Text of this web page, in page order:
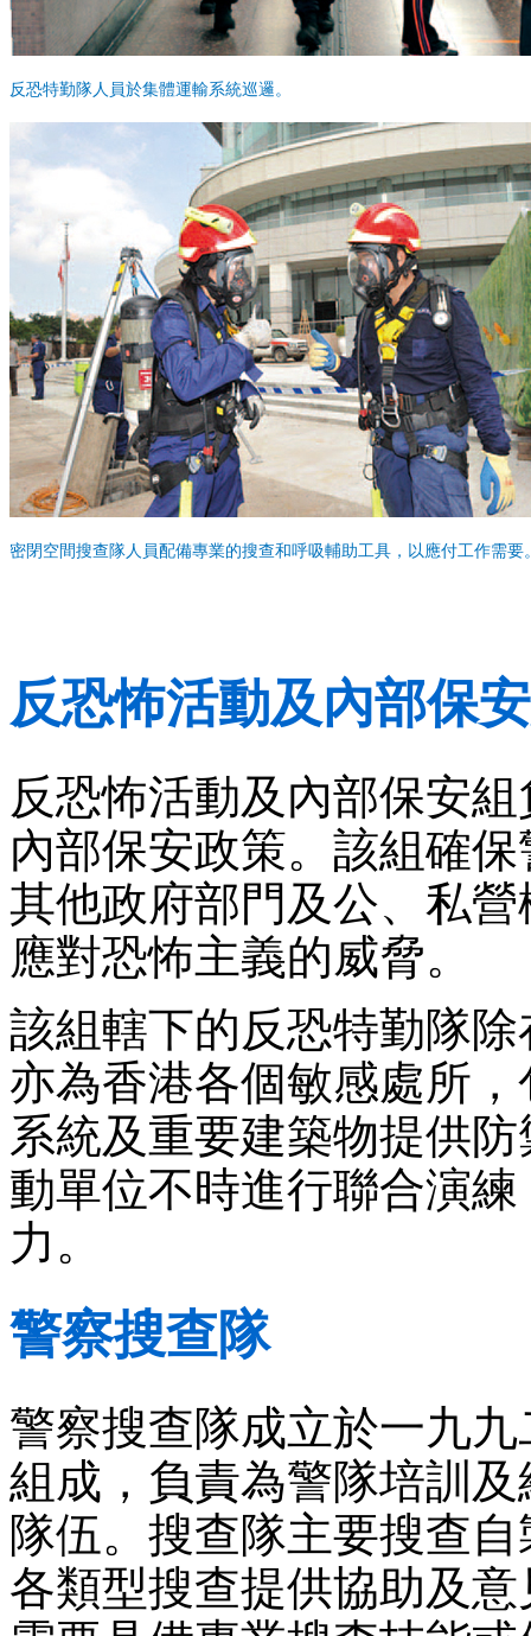
反恐特勤隊人員於集體運輸系統巡邏。
密閉空間搜查隊人員配備專業的搜查和呼吸輔助工具，以應付工作需要
反恐怖活動及內部保
反恐怖活動及內部保安
內部保安政策。該組確
其他政府部門及公、私
應對恐怖主義的威脅。
該組轄下的反恐特勤隊
亦為香港各個敏感處所
系統及重要建築物提供
動單位不時進行聯合演
力。
警察搜查隊
警察搜查隊成立於一九
組成，負責為警隊培訓
隊伍。搜查隊主要搜查
各類型搜查提供協助及